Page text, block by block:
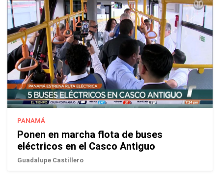
PANAMÁ
Ponen en marcha flota de buses
eléctricos en el Casco Antiguo
Guadalupe Castillero